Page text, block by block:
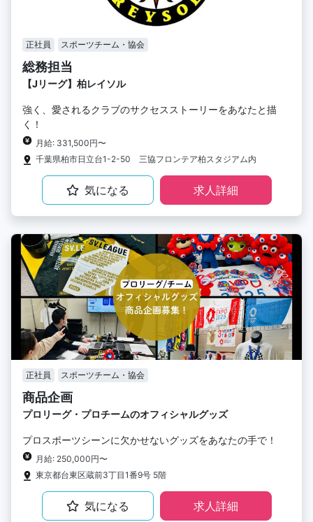
正社員 スポーツチーム・協会
総務担当
【Jリーグ】柏レイソル
強く、愛されるクラブのサクセスストーリーをあなたと描
く！
月給: 331,500円〜
千葉県柏市日立台1-2-50 三協フロンテア柏スタジアム内
気になる 求人詳細
正社員 スポーツチーム・協会
商品企画
プロリーグ・プロチームのオフィシャルグッズ
プロスポーツシーンに欠かせないグッズをあなたの手で！
月給: 250,000円〜
東京都台東区蔵前3丁目1番9号 5階
気になる 求人詳細